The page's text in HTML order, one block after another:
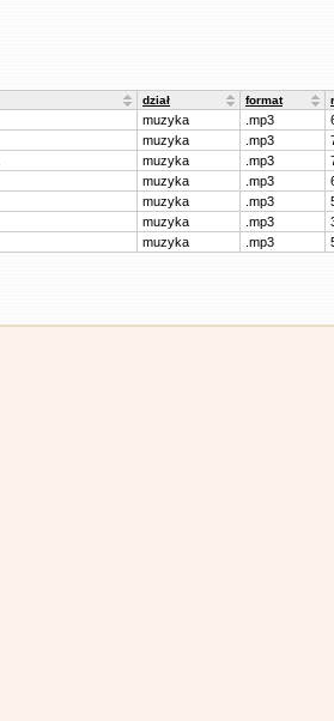
dział format
muzyka .mp3
muzyka .mp3
muzyka .mp3
muzyka .mp3
muzyka .mp3
muzyka .mp3
muzyka .mp3